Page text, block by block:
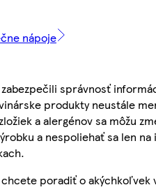
nápoje
správnosť
produkty neustále
a alergénov sa môžu
a nespoliehať sa len
poradiť o akýchkoľvek